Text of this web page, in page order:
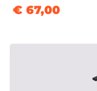
€ 67,00